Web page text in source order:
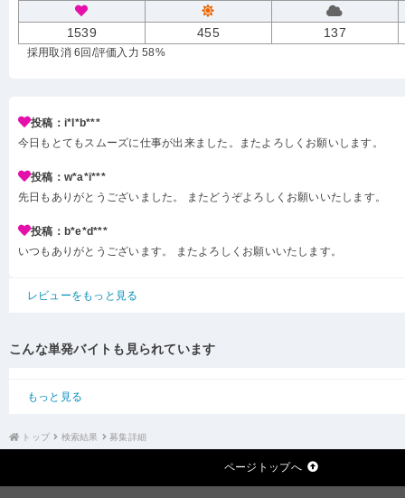
1539 455 137
採用取消 6回 /評価入力 58%
投稿：i*l*b***
今日もとてもスムーズに仕事が出来ました。またよろしくお願いします。
投稿：w*a*i***
先日もありがとうございました。 またどうぞよろしくお願いいたします。
投稿：b*e*d***
いつもありがとうございます。 またよろしくお願いいたします。
レビューをもっと見る
こんな単発バイトも見られています
もっと見る
トップ 検索結果 募集詳細
ページトップへ